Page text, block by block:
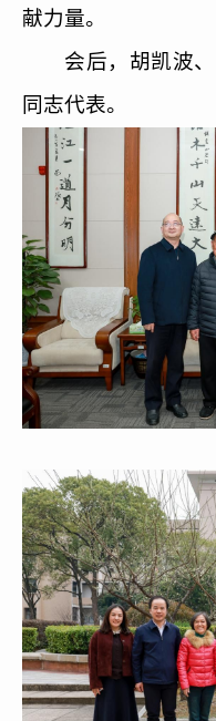
献力量。
会后，胡凯波
同志代表。